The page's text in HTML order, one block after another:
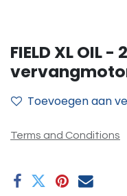
FIELD XL OIL
Toevoegen aan
Terms and Conditions